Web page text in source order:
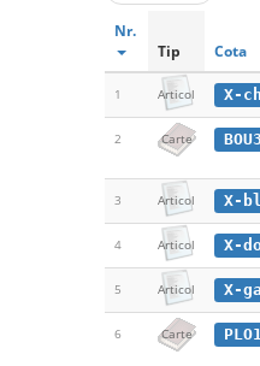
Nr.
Tip
Cota
1 Articol X-
2 Carte
3 Articol X-
4 Articol X-
5 Articol X-
6 Carte